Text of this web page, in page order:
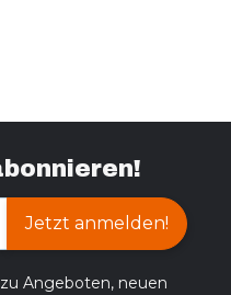
Jetzt anmelden!
Angeboten, neuen